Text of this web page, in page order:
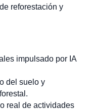
reforestación y
impulsado por IA
del suelo y
real de actividades